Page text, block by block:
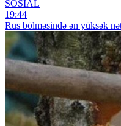
SOSİAL
19:44
Rus bölməsində ən yüksək